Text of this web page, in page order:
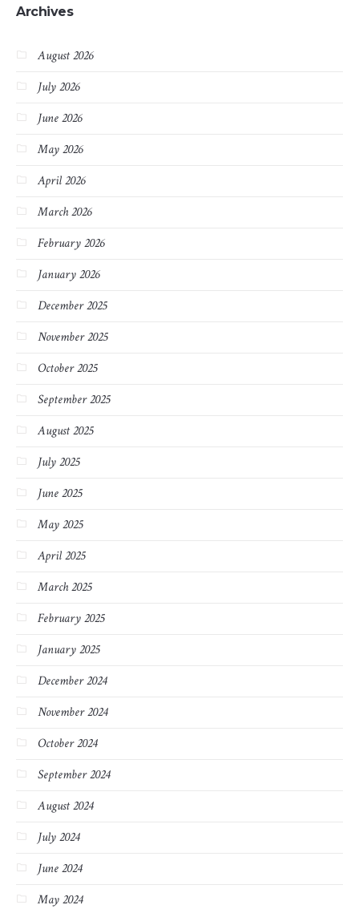
Archives
August 2026
July 2026
June 2026
May 2026
April 2026
March 2026
February 2026
January 2026
December 2025
November 2025
October 2025
September 2025
August 2025
July 2025
June 2025
May 2025
April 2025
March 2025
February 2025
January 2025
December 2024
November 2024
October 2024
September 2024
August 2024
July 2024
June 2024
May 2024